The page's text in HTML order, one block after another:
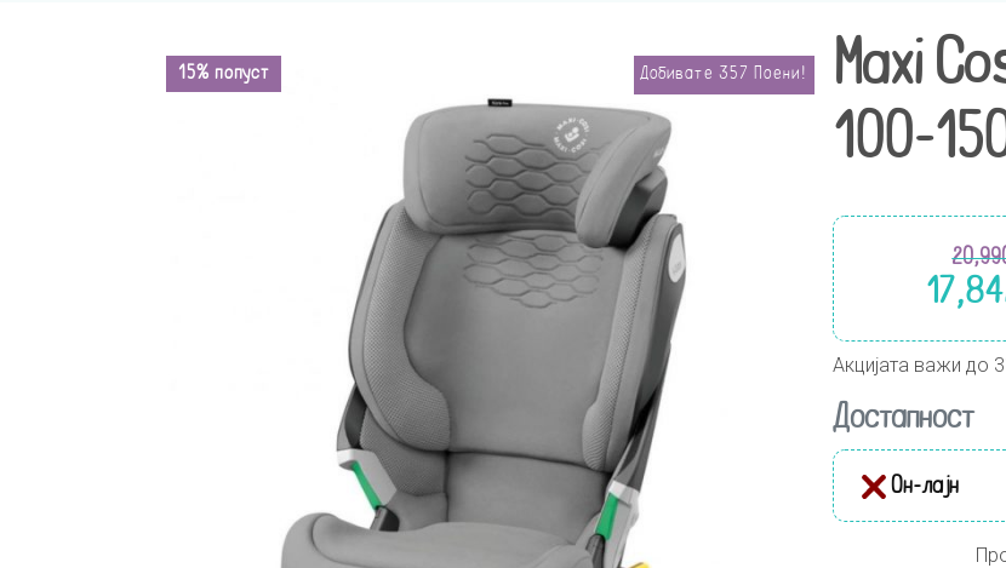
15% попуст Добивате 357 Поени!
Maxi
100-
Акцијата важи до
Достапност
Он-лајн